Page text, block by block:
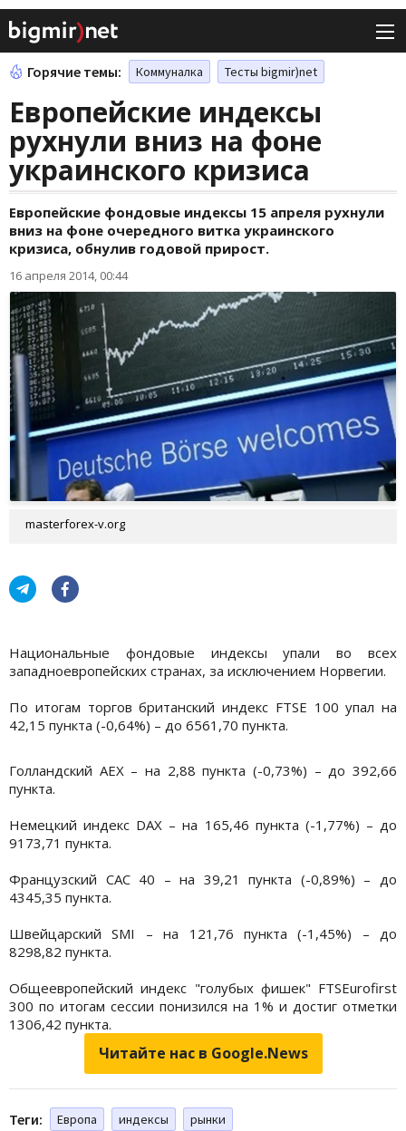
Горячие темы: Коммуналка Тесты bigmir)net
Европейские индексы
рухнули вниз на фоне
украинского кризиса
Европейские фондовые индексы 15 апреля рухнули
вниз на фоне очередного витка украинского
кризиса, обнулив годовой прирост.
16 апреля 2014, 00:44
masterforex-v.org
Национальные фондовые индексы упали во всех
западноевропейских странах, за исключением Норвегии.
По итогам торгов британский индекс FTSE 100 упал на
42,15 пункта (-0,64%) – до 6561,70 пункта.
Голландский AEX – на 2,88 пункта (-0,73%) – до 392,66
пункта.
Немецкий индекс DAX – на 165,46 пункта (-1,77%) – до
9173,71 пункта.
Французский CAC 40 – на 39,21 пункта (-0,89%) – до
4345,35 пункта.
Швейцарский SMI – на 121,76 пункта (-1,45%) – до
8298,82 пункта.
Общеевропейский индекс "голубых фишек" FTSEurofirst
300 по итогам сессии понизился на 1% и достиг отметки
1306,42 пункта.
Читайте нас в Google.News
Теги: Европа индексы рынки